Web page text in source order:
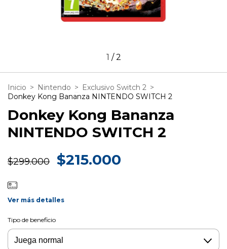
1 /2
Inicio > Nintendo > Exclusivo Switch 2 >
Donkey Kong Bananza NINTENDO SWITCH 2
Donkey Kong Bananza
NINTENDO SWITCH 2
$299.000 $215.000
Ver más detalles
Tipo de beneficio